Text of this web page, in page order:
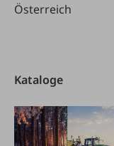
Österreich
Kataloge